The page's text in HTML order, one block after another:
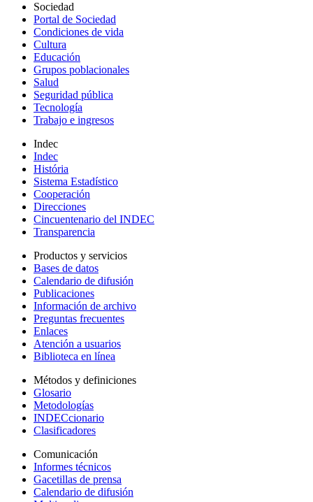
Sociedad
Portal de Sociedad
Condiciones de vida
Cultura
Educación
Grupos poblacionales
Salud
Seguridad pública
Tecnología
Trabajo e ingresos
Indec
Indec
História
Sistema Estadístico
Cooperación
Direcciones
Cincuentenario del INDEC
Transparencia
Productos y servicios
Bases de datos
Calendario de difusión
Publicaciones
Información de archivo
Preguntas frecuentes
Enlaces
Atención a usuarios
Biblioteca en línea
Métodos y definiciones
Glosario
Metodologías
INDECcionario
Clasificadores
Comunicación
Informes técnicos
Gacetillas de prensa
Calendario de difusión